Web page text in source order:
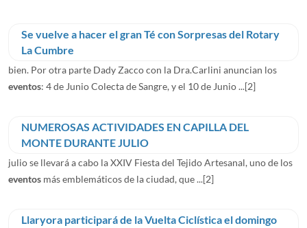
Se vuelve a hacer el gran Té con Sorpresas del Rotary
La Cumbre
bien. Por otra parte Dady Zacco con la Dra.Carlini anuncian los
eventos: 4 de Junio Colecta de Sangre, y el 10 de Junio ...[2]
NUMEROSAS ACTIVIDADES EN CAPILLA DEL
MONTE DURANTE JULIO
julio se llevará a cabo la XXIV Fiesta del Tejido Artesanal, uno de los
eventos más emblemáticos de la ciudad, que ...[2]
Llaryora participará de la Vuelta Ciclística el domingo